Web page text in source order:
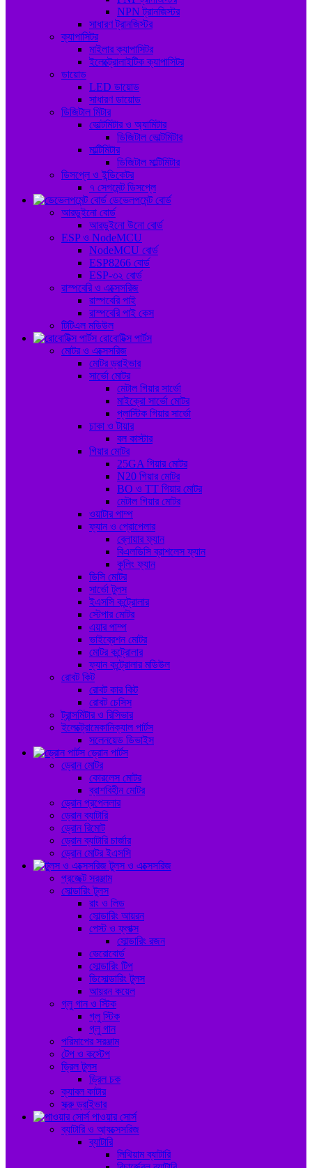
NPN ট্রানজিস্টর
সাধারণ ট্রানজিস্টর
ক্যাপাসিটর
মাইলার ক্যাপাসিটর
ইলেক্ট্রোলাইটিক ক্যাপাসিটর
ডায়োড
LED ডায়োড
সাধারণ ডায়োড
ডিজিটাল মিটার
ভোল্টমিটার ও অ্যামিটার
ডিজিটাল ভোল্টমিটার
মাল্টিমিটার
ডিজিটাল মাল্টিমিটার
ডিসপ্লে ও ইন্ডিকেটর
৭ সেগমেন্ট ডিসপ্লে
ডেভেলপমেন্ট বোর্ড
আরডুইনো বোর্ড
আরডুইনো উনো বোর্ড
ESP ও NodeMCU
NodeMCU বোর্ড
ESP8266 বোর্ড
ESP-৩২ বোর্ড
রাস্পবেরি ও এক্সেসরিজ
রাস্পবেরি পাই
রাস্পবেরি পাই কেস
টিটিএল মডিউল
রোবোটিক্স পার্টস
মোটর ও এক্সেসরিজ
মোটর ড্রাইভার
সার্ভো মোটর
মেটাল গিয়ার সার্ভো
মাইক্রো সার্ভো মোটর
প্লাস্টিক গিয়ার সার্ভো
চাকা ও টায়ার
বল কাস্টার
গিয়ার মোটর
25GA গিয়ার মোটর
N20 গিয়ার মোটর
BO ও TT গিয়ার মোটর
মেটাল গিয়ার মোটর
ওয়াটার পাম্প
ফ্যান ও প্রোপেলার
ব্লোয়ার ফ্যান
বিএলডিসি ব্রাশলেস ফ্যান
কুলিং ফ্যান
ডিসি মোটর
সার্ভো টুলস
ইএসসি কন্ট্রোলার
স্টেপার মোটর
এয়ার পাম্প
ভাইব্রেশন মোটর
মোটর কন্ট্রোলার
ফ্যান কন্ট্রোলার মডিউল
রোবট কিট
রোবট কার কিট
রোবট চেসিস
ট্রান্সমিটার ও রিসিভার
ইলেক্ট্রোমেকানিক্যাল পার্টস
সলেনয়েড ডিভাইস
ড্রোন পার্টস
ড্রোন মোটর
কোরলেস মোটর
ব্রাশবিহীন মোটর
ড্রোন প্রপেললার
ড্রোন ব্যাটারি
ড্রোন রিমোট
ড্রোন ব্যাটারি চার্জার
ড্রোন মোটর ইএসসি
টুলস ও এক্সেসরিজ
প্রজেক্ট সরঞ্জাম
সোল্ডারিং টুলস
রাং ও লিড
সোল্ডারিং আয়রন
পেস্ট ও ফ্লাক্স
সোল্ডারিং রজন
ভেরোবোর্ড
সোল্ডারিং টিপ
ডিসোল্ডারিং টুলস
আয়রন কয়েল
গ্লু গান ও স্টিক
গ্লু স্টিক
গ্লু গান
পরিমাপের সরঞ্জাম
টেপ ও কস্টেপ
ড্রিল টুলস
ড্রিল চক
ক্যাবল কাটার
স্ক্রু ড্রাইভার
পাওয়ার সোর্স
ব্যাটারি ও আ্যক্সেসরিজ
ব্যাটারি
লিথিয়াম ব্যাটারি